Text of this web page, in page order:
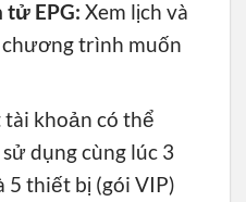
tử EPG: Xem lịch và
trình muốn
tài khoản có thể
dụng cùng lúc 3
5 thiết bị (gói VIP)